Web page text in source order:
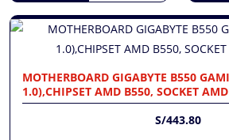
MOTHERBOARD GIGABYTE B550
1.0),CHIPSET AMD B550, SOCKET
S/443.80